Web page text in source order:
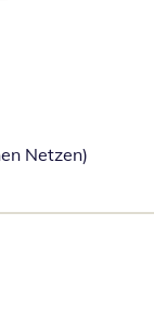
Netzen)